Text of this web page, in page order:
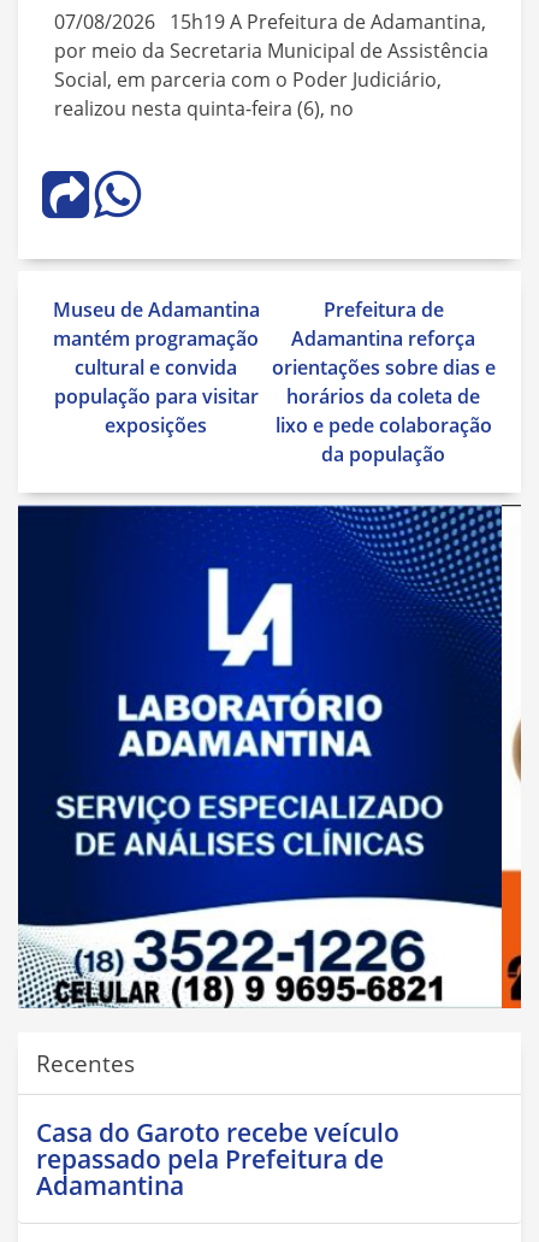
07/08/2026 15h19 A Prefeitura de Adamantina,
por meio da Secretaria Municipal de Assistência
Social, em parceria com o Poder Judiciário,
realizou nesta quinta-feira (6), no
Navegação
de
Post
Museu de Adamantina
mantém programação
cultural e convida
população para visitar
exposições
Prefeitura de
Adamantina reforça
orientações sobre dias e
horários da coleta de
lixo e pede colaboração
da população
Recentes
Casa do Garoto recebe veículo
repassado pela Prefeitura de
Adamantina